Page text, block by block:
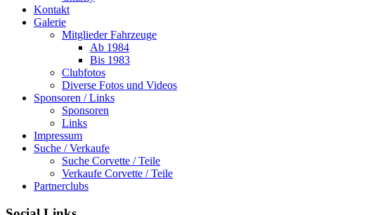
Kontakt
Galerie
Mitglieder Fahrzeuge
Ab 1984
Bis 1983
Clubfotos
Diverse Fotos und Videos
Sponsoren / Links
Sponsoren
Links
Impressum
Suche / Verkaufe
Suche Corvette / Teile
Verkaufe Corvette / Teile
Partnerclubs